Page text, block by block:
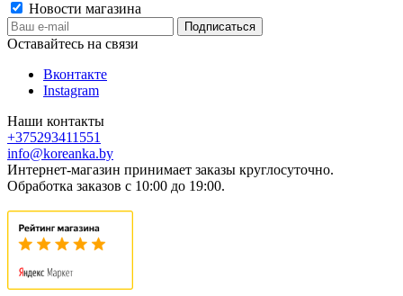
Новости магазина
Оставайтесь на связи
Вконтакте
Instagram
Наши контакты
+375293411551
info@koreanka.by
Интернет-магазин принимает заказы круглосуточно.
Обработка заказов с 10:00 до 19:00.